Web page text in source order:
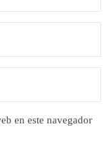
en este navegador